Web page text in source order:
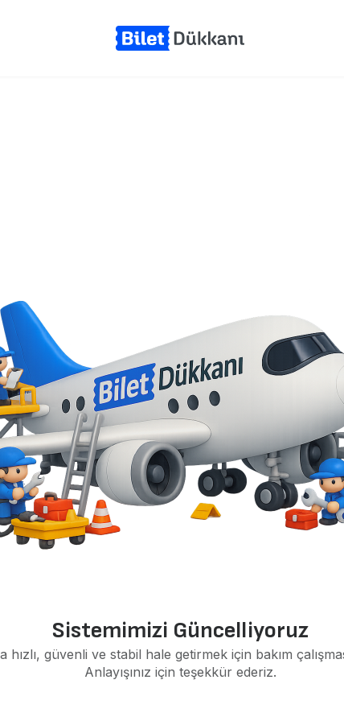
Sistemimizi Güncelliyoruz
hızlı, güvenli ve stabil hale getirmek için bakım
Anlayışınız için teşekkür ederiz.